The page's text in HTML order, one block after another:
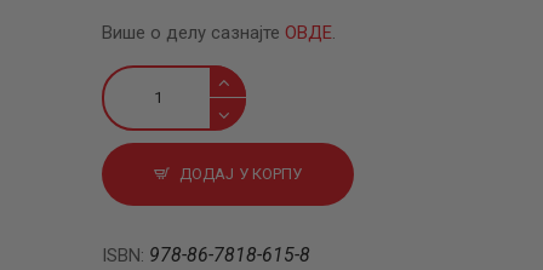
Више о делу сазнајте ОВДЕ.
Куга
и
Биједна
Мара
количина
ДОДАЈ У КОРПУ
ISBN: 978-86-7818-615-8